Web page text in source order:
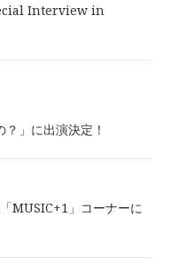
Interview in
」に出演決定！
MUSIC+1」コーナーに